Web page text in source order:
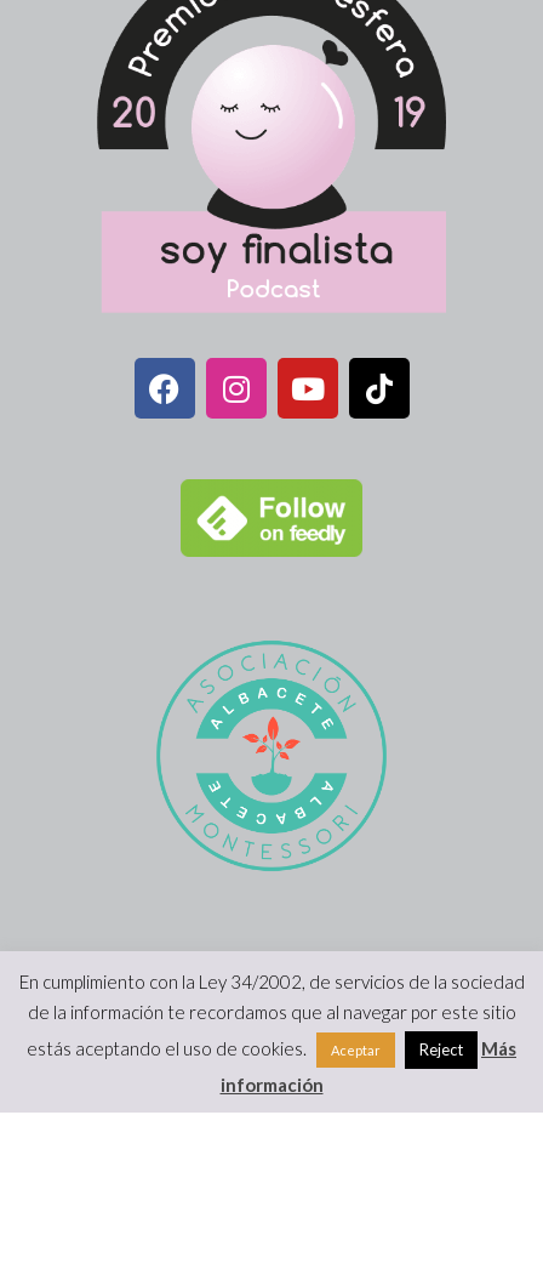
En cumplimiento con la Ley 34/2002, de servicios de la sociedad
de la información te recordamos que al navegar por este sitio
estás aceptando el uso de cookies.
Aceptar Reject
Más
información